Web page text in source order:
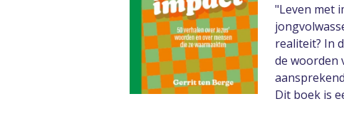
"Leven met
realiteit? In
de woorden
Dit boek is